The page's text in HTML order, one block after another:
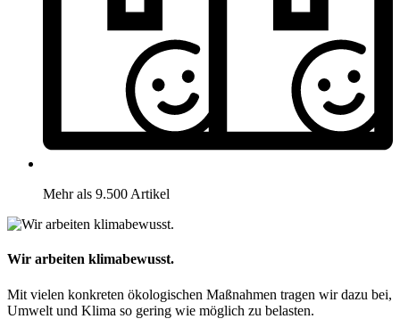
Mehr als 9.500 Artikel
Wir arbeiten klimabewusst.
Mit vielen konkreten ökologischen Maßnahmen tragen wir dazu bei,
Umwelt und Klima so gering wie möglich zu belasten.